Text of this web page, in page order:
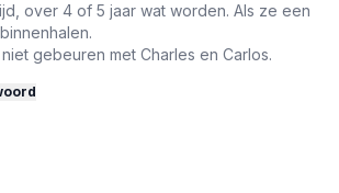
over 4 of 5 jaar wat worden. Als ze een
gebeuren met Charles en Carlos.